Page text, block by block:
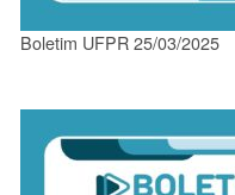
Boletim UFPR 25/03/2025